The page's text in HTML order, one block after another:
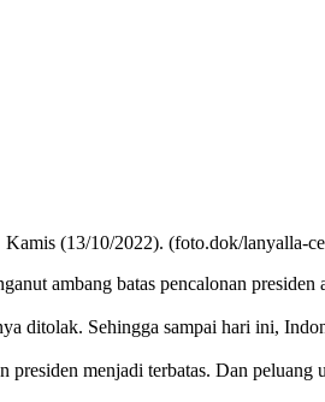
(13/10/2022). (foto.dok/lanyalla-
ambang batas pencalonan presiden
ditolak. Sehingga sampai hari ini,
presiden menjadi terbatas. Dan